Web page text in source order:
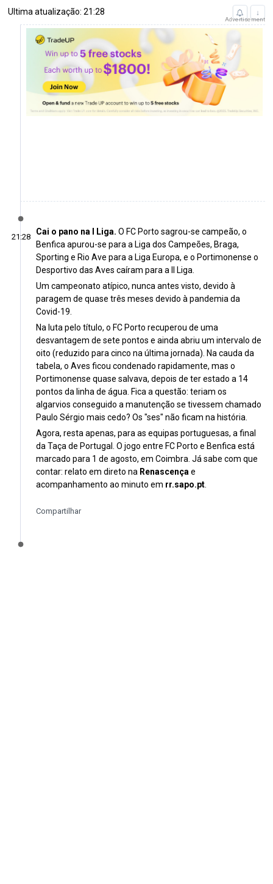
Ultima atualização: 21:28 ↓
Advertisement
21:28
Cai o pano na I Liga. O FC Porto sagrou-se campeão, o
Benfica apurou-se para a Liga dos Campeões, Braga,
Sporting e Rio Ave para a Liga Europa, e o Portimonense o
Desportivo das Aves caíram para a II Liga.
Um campeonato atípico, nunca antes visto, devido à
paragem de quase três meses devido à pandemia da
Covid-19.
Na luta pelo título, o FC Porto recuperou de uma
desvantagem de sete pontos e ainda abriu um intervalo de
oito (reduzido para cinco na última jornada). Na cauda da
tabela, o Aves ficou condenado rapidamente, mas o
Portimonense quase salvava, depois de ter estado a 14
pontos da linha de água. Fica a questão: teriam os
algarvios conseguido a manutenção se tivessem chamado
Paulo Sérgio mais cedo? Os "ses" não ficam na história.
Agora, resta apenas, para as equipas portuguesas, a final
da Taça de Portugal. O jogo entre FC Porto e Benfica está
marcado para 1 de agosto, em Coimbra. Já sabe com que
contar: relato em direto na Renascença e
acompanhamento ao minuto em rr.sapo.pt
Compartilhar